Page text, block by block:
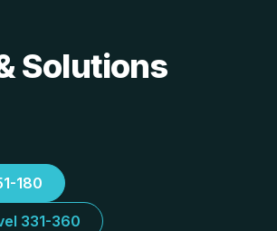
Solutions
180
331-360